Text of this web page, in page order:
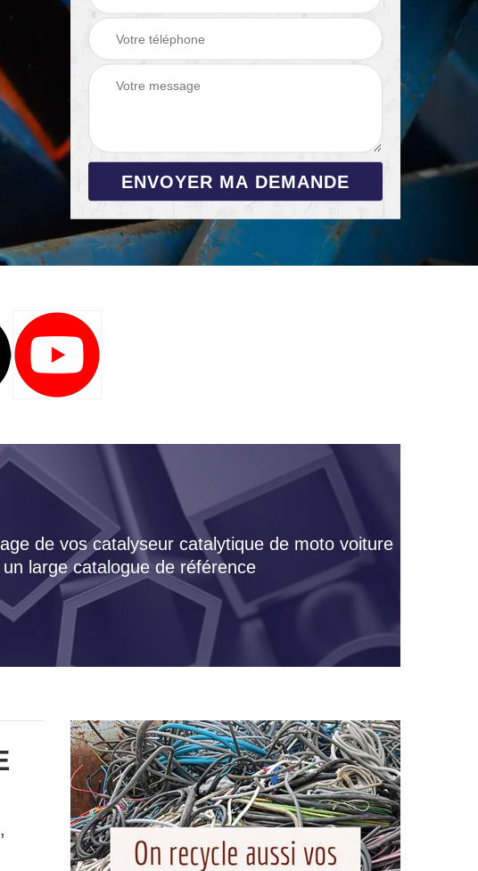
de vos catalyseur catalytique de moto voiture
large catalogue de référence